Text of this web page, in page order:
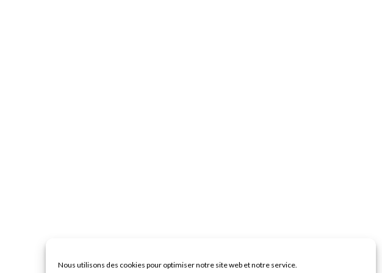
Nous utilisons des cookies pour optimiser notre site web et notre service.